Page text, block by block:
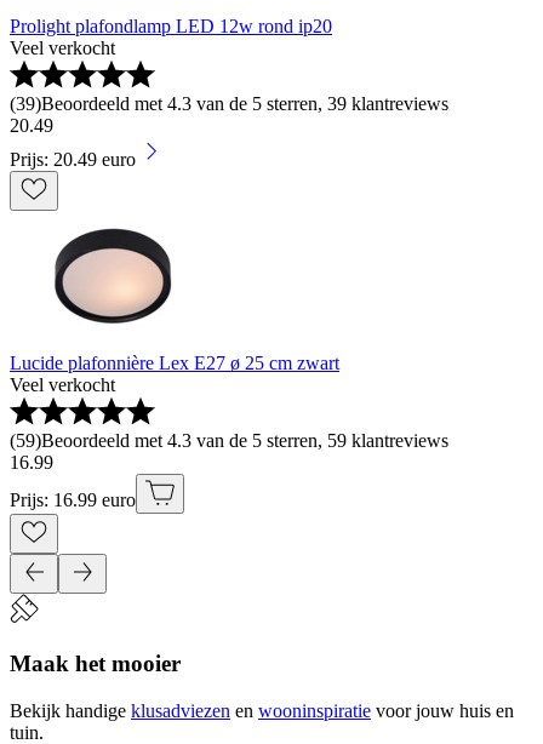
Prolight plafondlamp LED 12w rond ip20
Veel verkocht
(39)Beoordeeld met 4.3 van de 5 sterren, 39 klantreviews
20.49
Prijs: 20.49 euro
Lucide plafonnière Lex E27 ø 25 cm zwart
Veel verkocht
(59)Beoordeeld met 4.3 van de 5 sterren, 59 klantreviews
16.99
Prijs: 16.99 euro
Maak het mooier
Bekijk handige klusadviezen en wooninspiratie voor jouw huis en
tuin.